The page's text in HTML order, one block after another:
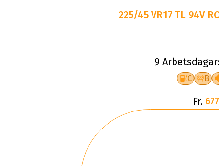
225/45 VR17 TL 94V
9
C B
Fr.